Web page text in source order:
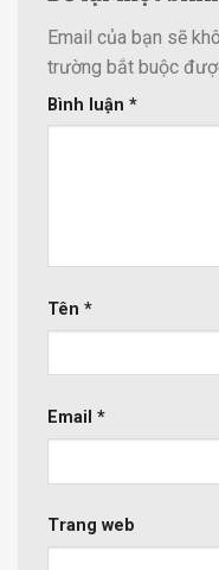
Email của bạn sẽ
trường bắt buộc
Bình luận *
Tên *
Email *
Trang web